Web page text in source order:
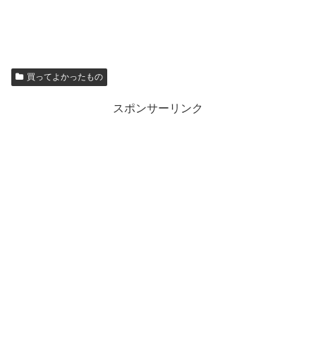
買ってよかったもの
スポンサーリンク